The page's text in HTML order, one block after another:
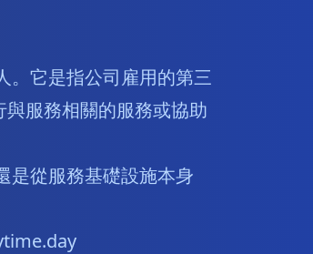
。它是指公司雇用的第三
服務相關的服務或協助
是從服務基礎設施本身